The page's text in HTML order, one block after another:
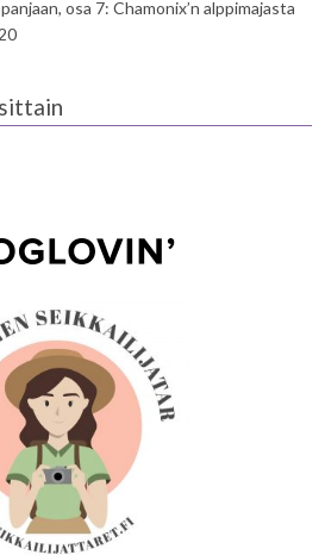
osa 7: Chamonix’n alppimajasta